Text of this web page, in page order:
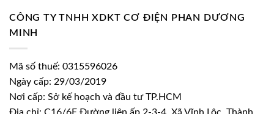
CÔNG TY TNHH XDKT CƠ ĐIỆN PHAN DƯƠNG
MINH
Mã số thuế: 0315596026
Ngày cấp: 29/03/2019
Nơi cấp: Sở kế hoạch và đầu tư TP.HCM